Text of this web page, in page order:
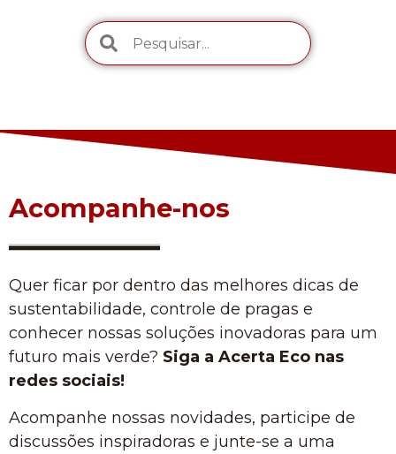
Acompanhe-nos
Quer ficar por dentro das melhores dicas de
sustentabilidade, controle de pragas e
conhecer nossas soluções inovadoras para um
futuro mais verde? Siga a Acerta Eco nas
redes sociais!
Acompanhe nossas novidades, participe de
discussões inspiradoras e junte-se a uma